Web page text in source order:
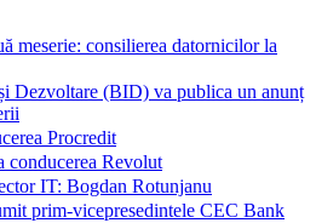
meserie: consilierea datornicilor la
Dezvoltare (BID) va publica un anunț
Procredit
conducerea Revolut
IT: Bogdan Rotunjanu
prim-vicepresedintele CEC Bank